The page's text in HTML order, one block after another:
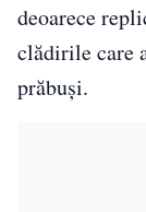
deoarece
clădirile care
prăbuși.